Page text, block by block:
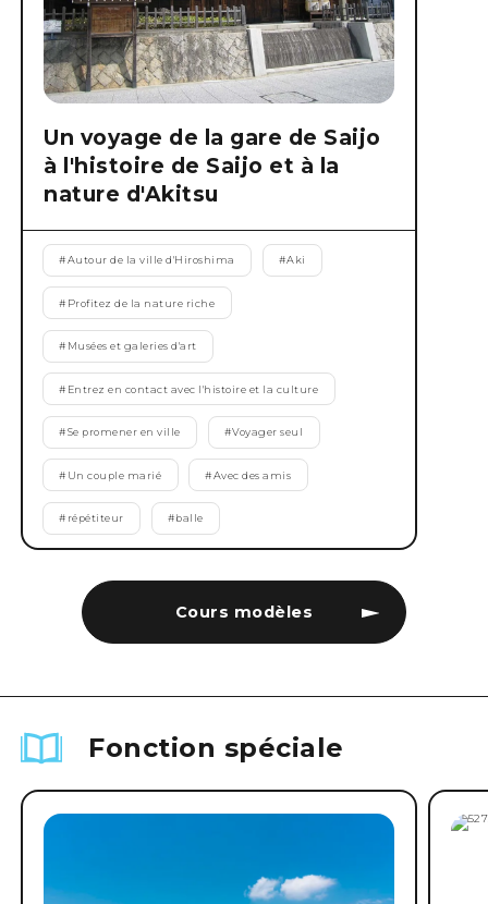
Cours modèles
Un voyage de la gare de Saijo
à l'histoire de Saijo et à la
nature d'Akitsu
#Autour de la ville d'Hiroshima #Aki
# Profitez de la nature riche
# Musées et galeries d'art
# Entrez en contact avec l'histoire et la culture
#Se promener en ville #Voyager seul
# Un couple marié #Avec des amis
# répétiteur #balle
Fonction spéciale